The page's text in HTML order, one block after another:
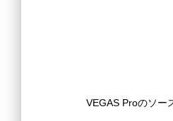
VEGAS Proのソー